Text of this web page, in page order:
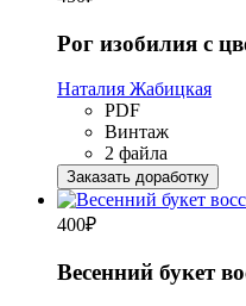
Рог изобилия с
Наталия Жабицкая
PDF
Винтаж
2 файла
Заказать доработку
400₽
Весенний букет